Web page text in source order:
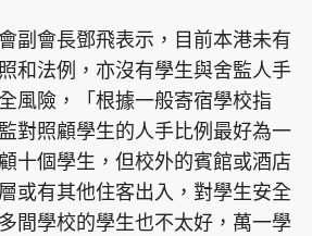
副會長鄧飛表示，目前本港未有
和法例，亦沒有學生與舍監人手
風險，「根據一般寄宿學校指
對照顧學生的人手比例最好為一
十個學生，但校外的賓館或酒店
或有其他住客出入，對學生安全
間學校的學生也不太好，萬一學